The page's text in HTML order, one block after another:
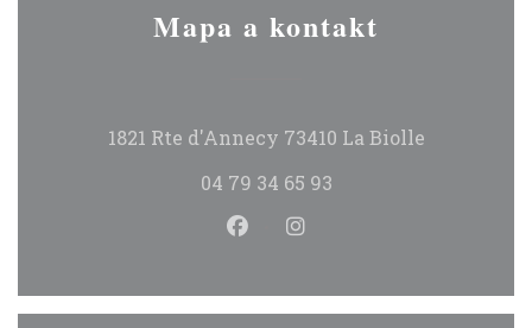
Mapa a kontakt
1821 Rte d'Annecy 73410 La Biolle((otevře se
04 79 34 65 93
Facebook ((otevře se v
Instagram ((otevře se